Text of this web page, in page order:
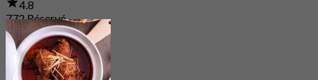
4.8
772 Réservé
De
฿ 849